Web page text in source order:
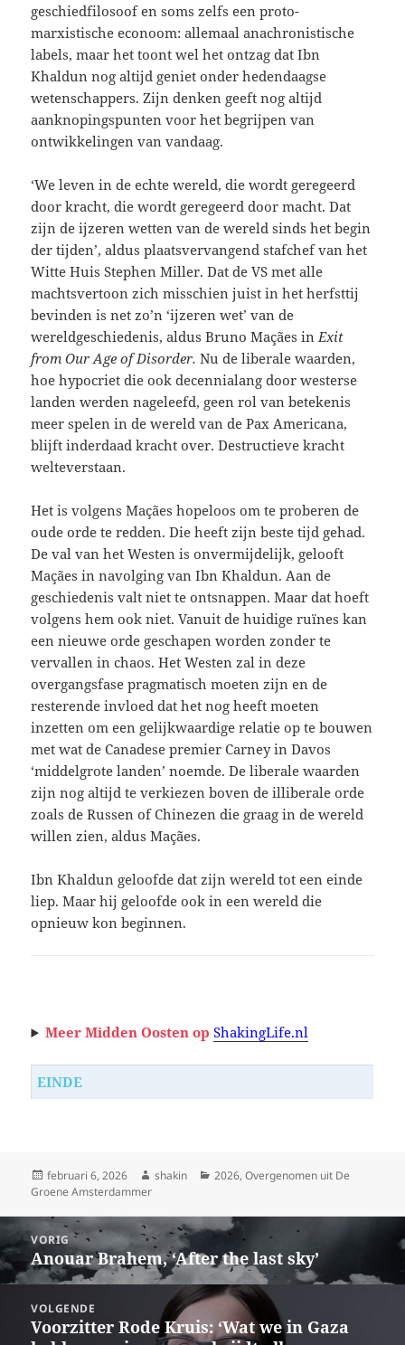
geschiedfilosoof en soms zelfs een proto-
marxistische econoom: allemaal anachronistische
labels, maar het toont wel het ontzag dat Ibn
Khaldun nog altijd geniet onder hedendaagse
wetenschappers. Zijn denken geeft nog altijd
aanknopingspunten voor het begrijpen van
ontwikkelingen van vandaag.
‘We leven in de echte wereld, die wordt geregeerd
door kracht, die wordt geregeerd door macht. Dat
zijn de ijzeren wetten van de wereld sinds het begin
der tijden’, aldus plaatsvervangend stafchef van het
Witte Huis Stephen Miller. Dat de VS met alle
machtsvertoon zich misschien juist in het herfsttij
bevinden is net zo’n ‘ijzeren wet’ van de
wereldgeschiedenis, aldus Bruno Maçães inExit
from Our Age of Disorder. Nu de liberale waarden,
hoe hypocriet die ook decennialang door westerse
landen werden nageleefd, geen rol van betekenis
meer spelen in de wereld van de Pax Americana,
blijft inderdaad kracht over. Destructieve kracht
welteverstaan.
Het is volgens Maçães hopeloos om te proberen de
oude orde te redden. Die heeft zijn beste tijd gehad.
De val van het Westen is onvermijdelijk, gelooft
Maçães in navolging van Ibn Khaldun. Aan de
geschiedenis valt niet te ontsnappen. Maar dat hoeft
volgens hem ook niet. Vanuit de huidige ruïnes kan
een nieuwe orde geschapen worden zonder te
vervallen in chaos. Het Westen zal in deze
overgangsfase pragmatisch moeten zijn en de
resterende invloed dat het nog heeft moeten
inzetten om een gelijkwaardige relatie op te bouwen
met wat de Canadese premier Carney in Davos
‘middelgrote landen’ noemde. De liberale waarden
zijn nog altijd te verkiezen boven de illiberale orde
zoals de Russen of Chinezen die graag in de wereld
willen zien, aldus Maçães.
Ibn Khaldun geloofde dat zijn wereld tot een einde
liep. Maar hij geloofde ook in een wereld die
opnieuw kon beginnen.
Meer Midden Oosten op ShakingLife.nl
EINDE
Geplaatst
op
februari 6, 2026 Auteur
shakin Categorieën
2026,Overgenomen uit De
Groene Amsterdammer
Bericht
navigatie
VORIG
Vorig
bericht:
Anouar Brahem, ‘After the last sky’
VOLGENDE
Volgend
Voorzitter Rode Kruis: ‘Wat we in Gaza